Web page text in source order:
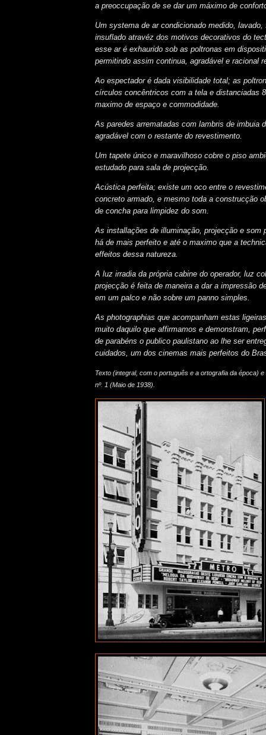
a preoccupação de se dar um máximo de
Um systema de ar condicionado medido,
insuflado atravéz dos motivos decorativos do
esse ar é exhaurido sob as poltronas em
permitindo assim continua, agradável e racional
Ao espectador é dada visibilidade total; as
círculos concêntricos com a tela e distanciadas
maximo de espaço e commodidade.
As paredes arrematadas com lambris de imbuia
agradável com o restante do revestimento.
Um tapete único e maravilhoso cobre o piso
estudado para sala de projecção.
Acústica perfeita; existe um oco entre o
concreto armado, e mesmo toda a construcção
de concha para limpidez do som.
As installações de illuminação, projecção e som
há de mais perfeito e até o maximo que a
effeitos dessa natureza.
A luz irradia da própria cabine do operador, luz
projecção é feita de maneira a dar a impressão
em um palco e não sobre um panno simples.
As photographias que acompanham estas
muito daquilo que affirmamos e demonstram,
de parabéns o publico paulistano ao lhe ser
cuidados, um dos cinemas mais perfeitos do
Texto (integral, com o português e a ortografia da época)
nº. 1 (Maio de 1938).